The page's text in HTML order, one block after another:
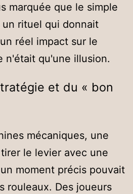
marquée que le simple
rituel qui donnait
réel impact sur le
n'était qu'une illusion.
et du « bon
mécaniques, une
le levier avec une
moment précis pouvait
rouleaux. Des joueurs